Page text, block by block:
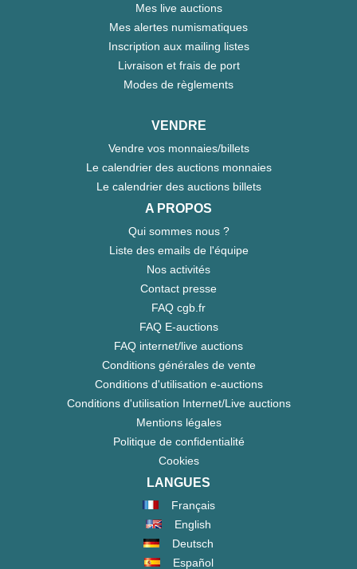
Mes live auctions
Mes alertes numismatiques
Inscription aux mailing listes
Livraison et frais de port
Modes de règlements
VENDRE
Vendre vos monnaies/billets
Le calendrier des auctions monnaies
Le calendrier des auctions billets
A PROPOS
Qui sommes nous ?
Liste des emails de l'équipe
Nos activités
Contact presse
FAQ cgb.fr
FAQ E-auctions
FAQ internet/live auctions
Conditions générales de vente
Conditions d'utilisation e-auctions
Conditions d'utilisation Internet/Live auctions
Mentions légales
Politique de confidentialité
Cookies
LANGUES
Français
English
Deutsch
Español